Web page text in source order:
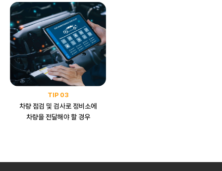
TIP 03
차량 점검 및 검사로 정비소에
차량을 전달해야 할 경우